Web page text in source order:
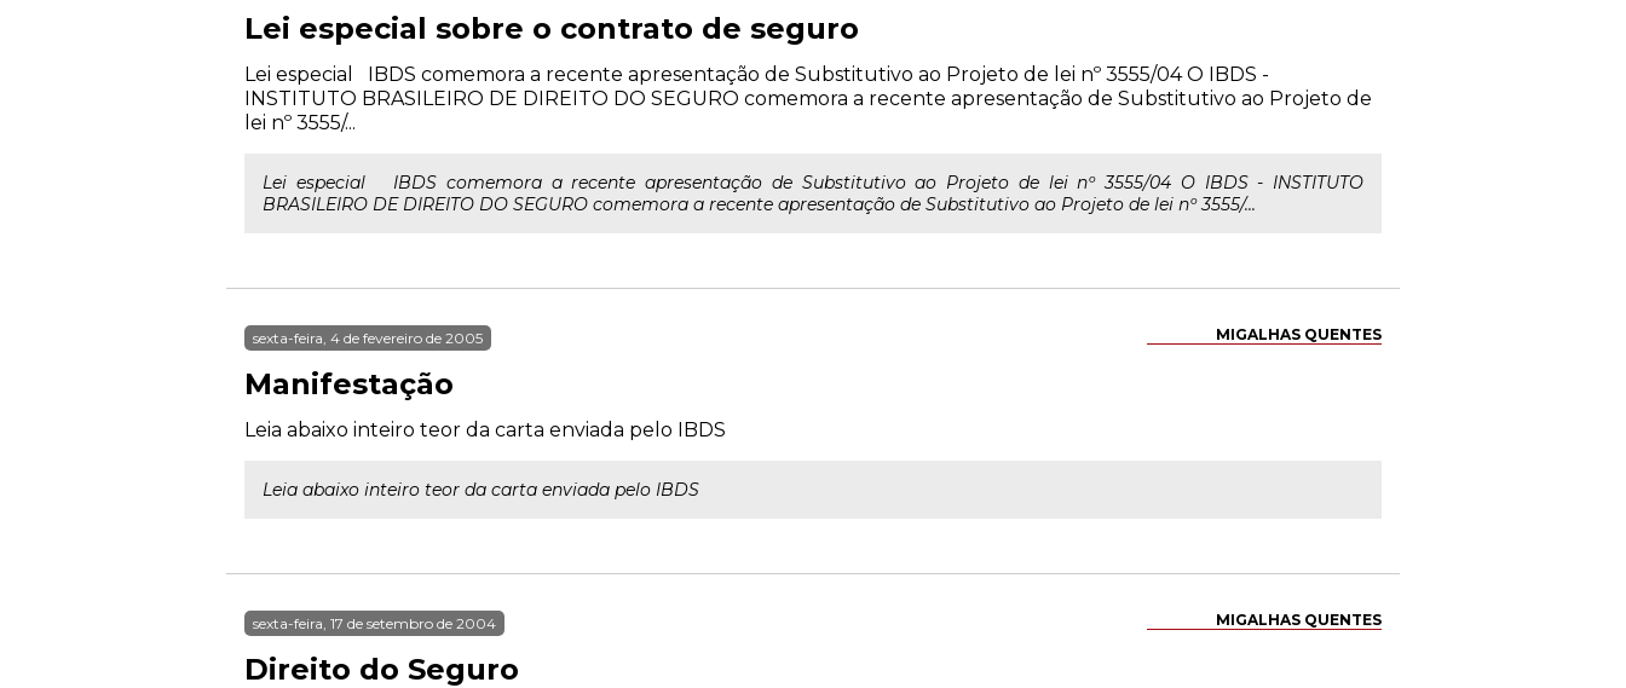
Lei especial sobre o contrato de seguro
Lei especial IBDS comemora a recente apresentação de Substitutivo ao Projeto de lei nº 3555/04 O IBDS -
INSTITUTO BRASILEIRO DE DIREITO DO SEGURO comemora a recente apresentação de Substitutivo ao Projeto de
lei nº 3555/...
Lei especial IBDS comemora a recente apresentação de Substitutivo ao Projeto de lei nº 3555/04 O IBDS - INSTITUTO
BRASILEIRO DE DIREITO DO SEGURO comemora a recente apresentação de Substitutivo ao Projeto de lei nº 3555/...
MIGALHAS QUENTES
sexta-feira, 4 de fevereiro de 2005
Manifestação
Leia abaixo inteiro teor da carta enviada pelo IBDS
Leia abaixo inteiro teor da carta enviada pelo IBDS
MIGALHAS QUENTES
sexta-feira, 17 de setembro de 2004
Direito do Seguro